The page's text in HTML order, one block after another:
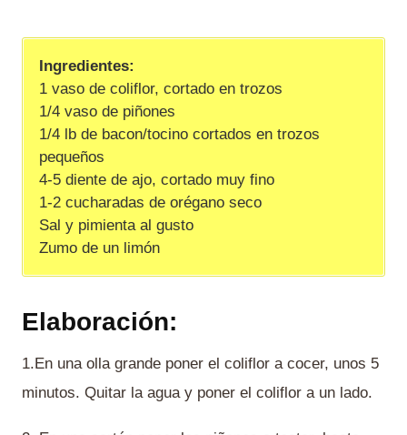
Ingredientes:
1 vaso de coliflor, cortado en trozos
1/4 vaso de piñones
1/4 lb de bacon/tocino cortados en trozos
pequeños
4-5 diente de ajo, cortado muy fino
1-2 cucharadas de orégano seco
Sal y pimienta al gusto
Zumo de un limón
Elaboración:
1.En una olla grande poner el coliflor a cocer, unos 5
minutos. Quitar la agua y poner el coliflor a un lado.